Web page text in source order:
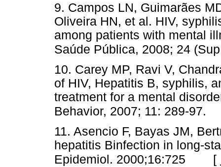
9. Campos LN, Guimarães
Oliveira HN, et al. HIV,
among patients with mental
Saúde Pública, 2008; 24
10. Carey MP, Ravi V,
of HIV, Hepatitis B, syphilis,
treatment for a mental
Behavior, 2007; 11: 289-97.
11. Asencio F, Bayas JM,
hepatitis Binfection in long-
Epidemiol. 2000;16:725 [